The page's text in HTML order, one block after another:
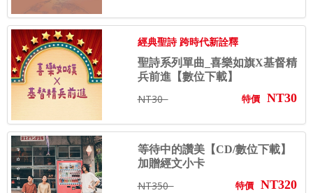
經典聖詩 跨時代新詮釋
聖詩系列單曲_喜樂如旗X基督精
兵前進【數位下載】
NT30 特價 NT30
等待中的讚美【CD/數位下載】
加贈經文小卡
NT350 特價 NT320